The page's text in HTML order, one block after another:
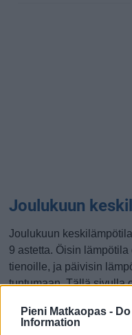
Pieni Matkaopas -
Information
Joulukuun
Joulukuun
9 astetta. Öisin
tienoille, ja päivisin
tuntumaan. Tällä sivulla
lämmin sää Atlantassa
viime vuosina ja